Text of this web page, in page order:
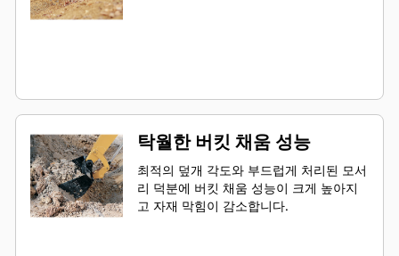
탁월한 버킷 채움 성능
최적의 덮개 각도와 부드럽게 처리된 모서
리 덕분에 버킷 채움 성능이 크게 높아지
고 자재 막힘이 감소합니다.